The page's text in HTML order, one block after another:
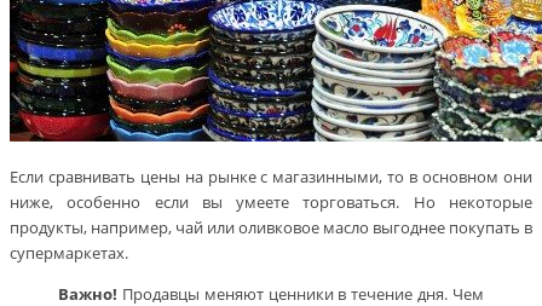
Если сравнивать цены на рынке с магазинными, то в основном они
ниже, особенно если вы умеете торговаться. Но некоторые
продукты, например, чай или оливковое масло выгоднее покупать в
супермаркетах.
Важно! Продавцы меняют ценники в течение дня. Чем